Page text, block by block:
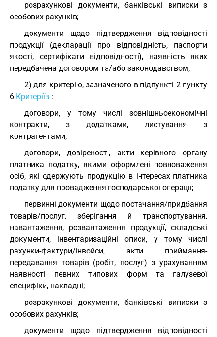
розрахункові документи, банківські виписки з
особових рахунків;
документи щодо підтвердження відповідності
продукції (декларації про відповідність, паспорти
якості, сертифікати відповідності), наявність яких
передбачена договором та/або законодавством;
2) для критерію, зазначеного в підпункті 2 пункту
6 Критеріїв :
договори, у тому числі зовнішньоекономічні
контракти, з додатками, листування з
контрагентами;
договори, довіреності, акти керівного органу
платника податку, якими оформлені повноваження
осіб, які одержують продукцію в інтересах платника
податку для провадження господарської операції;
первинні документи щодо постачання/придбання
товарів/послуг, зберігання й транспортування,
навантаження, розвантаження продукції, складські
документи, інвентаризаційні описи, у тому числі
рахунки-фактури/інвойси, акти приймання-
передавання товарів (робіт, послуг) з урахуванням
наявності певних типових форм та галузевої
специфіки, накладні;
розрахункові документи, банківські виписки з
особових рахунків;
документи щодо підтвердження відповідності